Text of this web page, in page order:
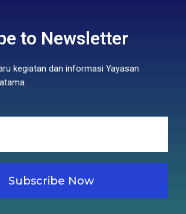
to Newsletter
kegiatan dan informasi Yayasan
Subscribe Now